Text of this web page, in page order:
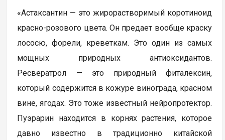
«Астаксантин — это жирорастворимый коротиноид
красно-розового цвета. Он предает вообще краску
лососю, форели, креветкам. Это один из самых
мощных природных антиоксидантов.
Ресвератрол — это природный фиталексин,
который содержится в кожуре винограда, красном
вине, ягодах. Это тоже известный нейропротектор.
Пуэрарин находится в корнях растения, которое
давно известно в традиционно китайской